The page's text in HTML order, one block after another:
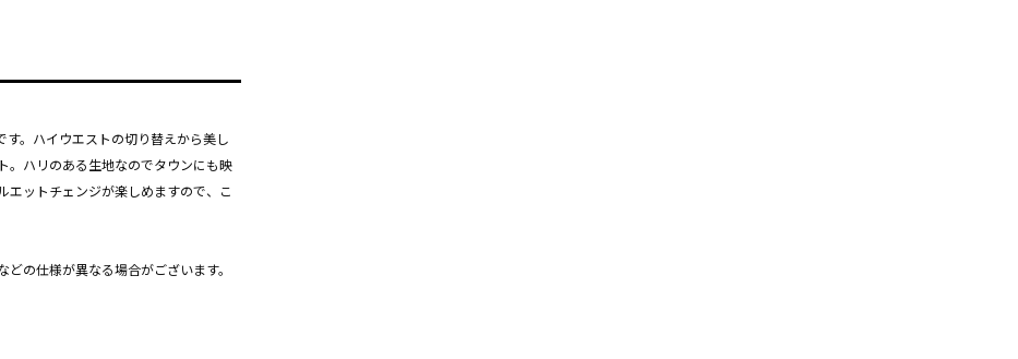
。ハイウエストの切り替えから美し
。ハリのある生地なのでタウンにも映
エットチェンジが楽しめますので、こ
の仕様が異なる場合がございます。